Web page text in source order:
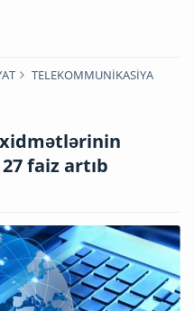
TELEKOMMUNİKASİYA
faiz artıb